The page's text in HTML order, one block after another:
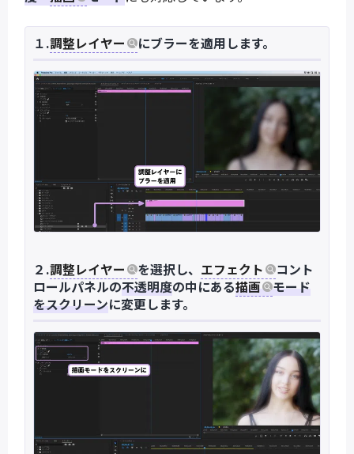
１.調整レイヤー にブラーを適用します。
２.調整レイヤー を選択し、 エフェクト
コント
ロールパネルの不透明度の中にある描画
モード
をスクリーンに変更します。